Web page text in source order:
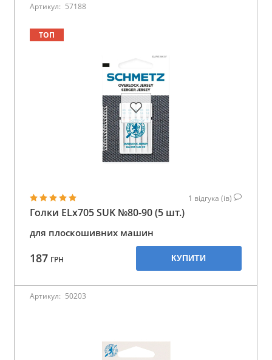
Артикул: 57188
ТОП
1 відгука (ів)
Голки ELx705 SUK №80-90 (5 шт.)
для плоскошивних машин
187 ГРН КУПИТИ
Артикул: 50203